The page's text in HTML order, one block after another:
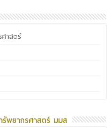
าสตร์
พยากรศาสตร์ มมส